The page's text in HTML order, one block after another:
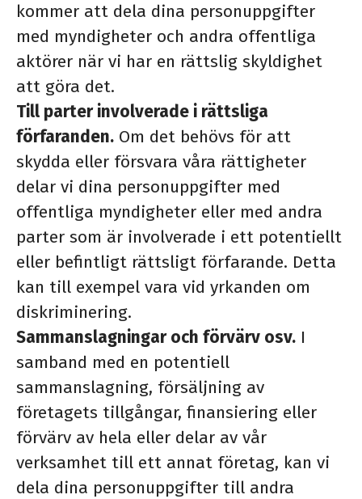
kommer att dela dina personuppgifter
med myndigheter och andra offentliga
aktörer när vi har en rättslig skyldighet
att göra det.
Till parter involverade i rättsliga
förfaranden. Om det behövs för att
skydda eller försvara våra rättigheter
delar vi dina personuppgifter med
offentliga myndigheter eller med andra
parter som är involverade i ett potentiellt
eller befintligt rättsligt förfarande. Detta
kan till exempel vara vid yrkanden om
diskriminering.
Sammanslagningar och förvärv osv. I
samband med en potentiell
sammanslagning, försäljning av
företagets tillgångar, finansiering eller
förvärv av hela eller delar av vår
verksamhet till ett annat företag, kan vi
dela dina personuppgifter till andra